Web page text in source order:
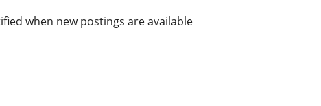
when new postings are available